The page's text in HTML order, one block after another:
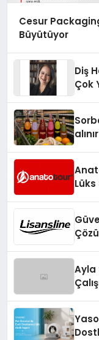
Cesur
Büyütüyor
Diş
Çok
Ayla